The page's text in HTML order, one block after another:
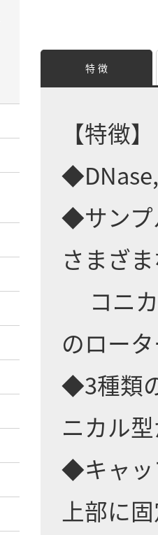
特 徴
【特徴】
◆サンプ
さまざ
コニカ
のロー
◆3種類
ニカル
◆キャッ
上部に